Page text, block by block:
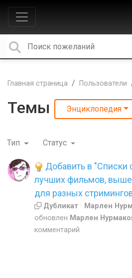
Главная страница Пользователи
Темы Энциклопедия
Тип Статус
Добавить в "Списки
лучших фильмов,
для разных
Дубликат Марлен
обновлен Марлен
комментарий